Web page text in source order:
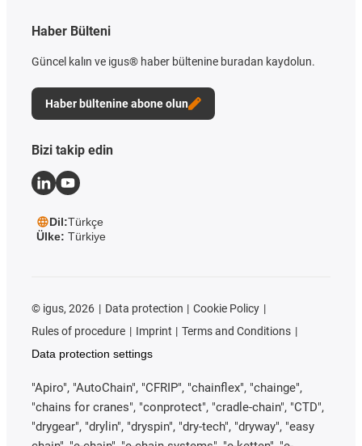
Haber Bülteni
Güncel kalın ve igus® haber bültenine buradan kaydolun.
Haber bültenine abone olun
Bizi takip edin
Dil:Türkçe
Ülke: Türkiye
© igus, 2026 Data protection
Cookie Policy
Rules of procedure
Imprint
Terms and Conditions
Data protection settings
"Apiro", "AutoChain", "CFRIP", "chainflex", "chainge",
"chains for cranes", "conprotect", "cradle-chain", "CTD",
"drygear", "drylin", "dryspin", "dry-tech", "dryway", "easy